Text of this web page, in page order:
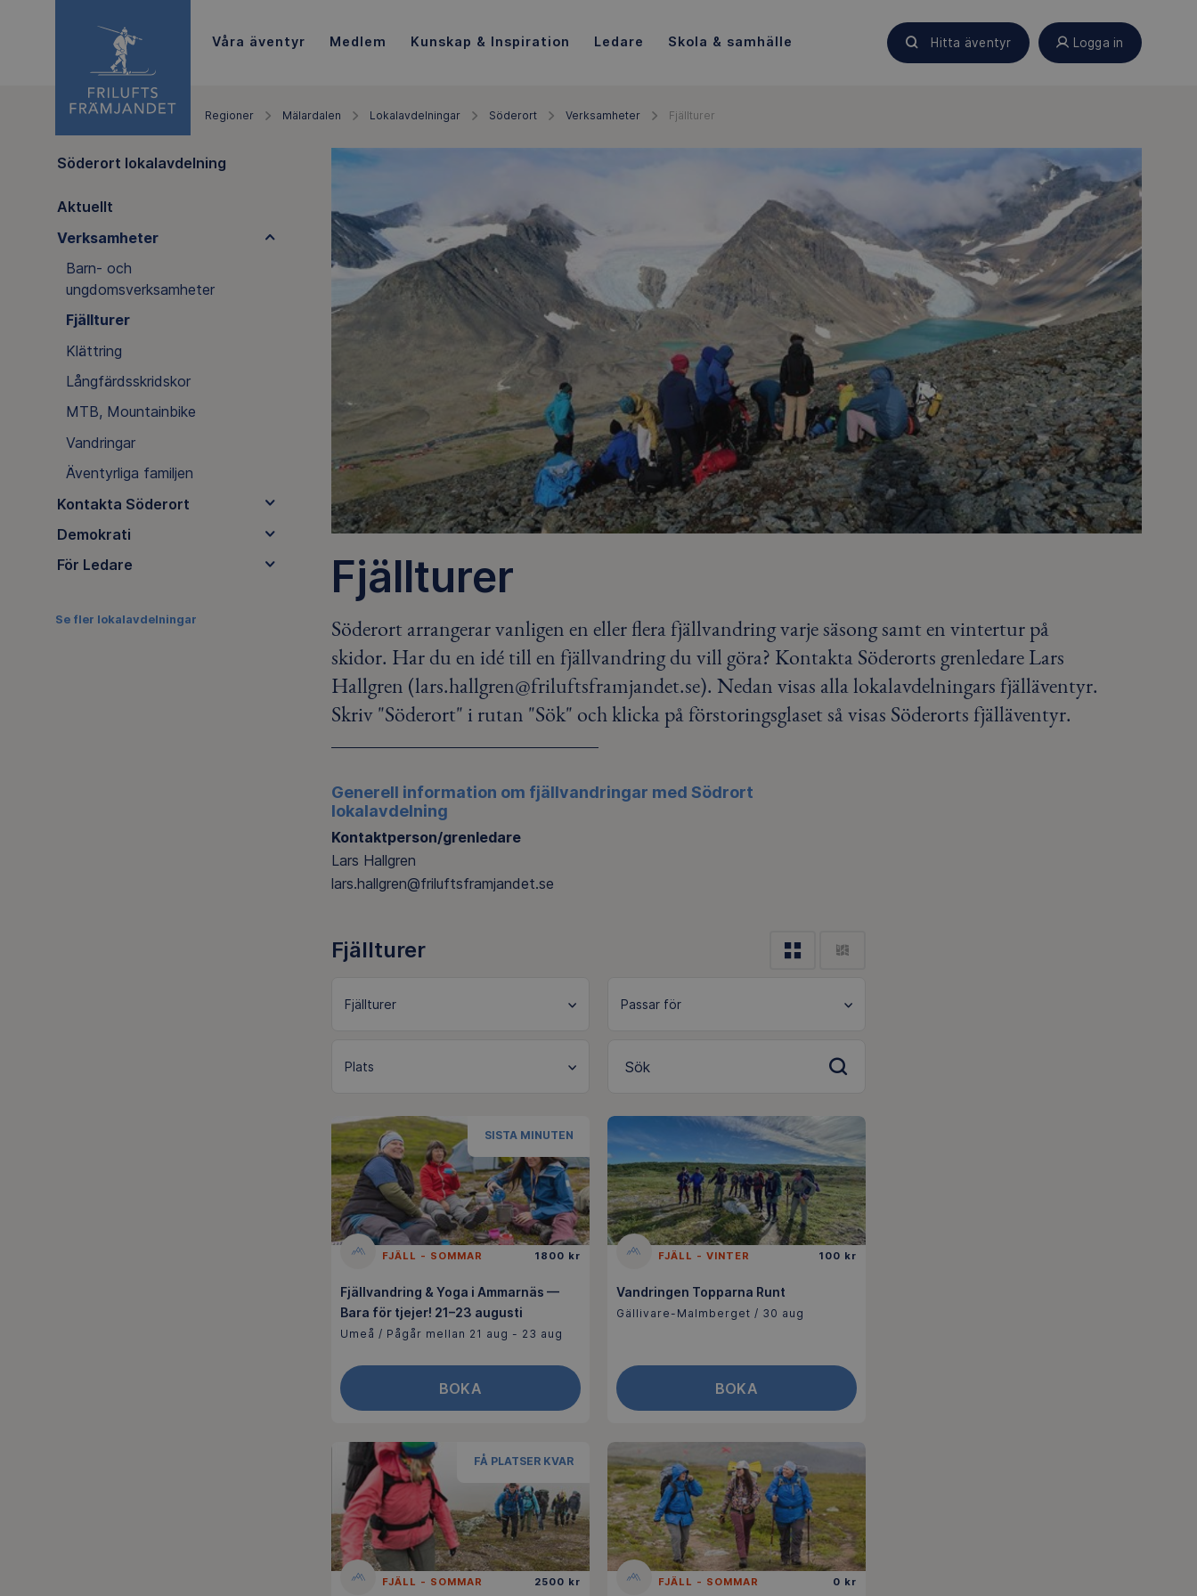
Våra äventyr Medlem Kunskap & Inspiration Ledare Skola & samhälle Hitta äventyr Logga in
Regioner Mälardalen Lokalavdelningar Söderort Verksamheter Fjällturer
Söderort lokalavdelning
Aktuellt
Verksamheter
Barn- och
ungdomsverksamheter
Fjällturer
Klättring
Långfärdsskridskor
MTB, Mountainbike
Vandringar
Äventyrliga familjen
Kontakta Söderort
Demokrati
För Ledare
Se fler lokalavdelningar
Fjällturer
Söderort arrangerar vanligen en eller flera fjällvandring varje säsong samt en vintertur på
skidor. Har du en idé till en fjällvandring du vill göra? Kontakta Söderorts grenledare Lars
Hallgren (lars.hallgren@friluftsframjandet.se). Nedan visas alla lokalavdelningars fjälläventyr.
Skriv "Söderort" i rutan "Sök" och klicka på förstoringsglaset så visas Söderorts fjälläventyr.
Generell information om fjällvandringar med Södrort
lokalavdelning
Kontaktperson/grenledare
Lars Hallgren
lars.hallgren@friluftsframjandet.se
Fjällturer
Fjällturer
Sök
SISTA MINUTEN
FJÄLL - SOMMAR 1800 kr
Fjällvandring & Yoga i Ammarnäs —
Bara för tjejer! 21–23 augusti
Umeå / Pågår mellan 21 aug - 23 aug
BOKA
FJÄLL - VINTER 100 kr
Vandringen Topparna Runt
Gällivare-Malmberget / 30 aug
BOKA
FÅ PLATSER KVAR
FJÄLL - SOMMAR 2500 kr FJÄLL - SOMMAR 0 kr